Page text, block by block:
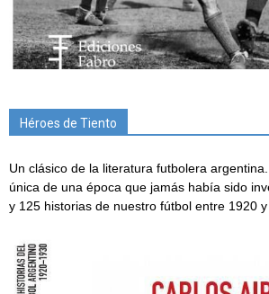
Héroes de Tiento
Un clásico de la literatura futbolera
única de una época que jamás había sido
y 125 historias de nuestro fútbol entre 1920